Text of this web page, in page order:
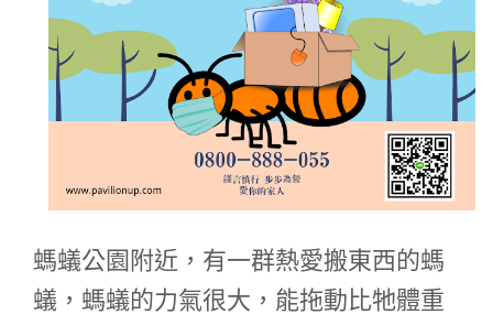
螞蟻公園附近，有一群熱愛搬東西的螞
蟻，螞蟻的力氣很大，能拖動比牠體重